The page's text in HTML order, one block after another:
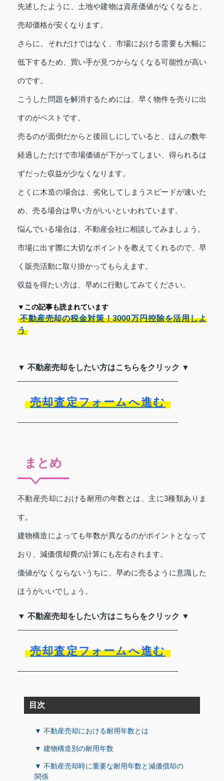
先述したように、土地や建物は資産価値がなくなると、
売却価格が安くなります。
さらに、それだけではなく、市場における需要も大幅に
低下するため、買い手が見つからなくなる可能性が高い
のです。
こうした問題を解消するためには、早く物件を売りに出
すのがベストです。
売るのが面倒だからと後回しにしていると、ほんの数年
経過しただけで市場価値が下がってしまい、得られるは
ずだった収益が少なくなります。
とくに木造の場合は、劣化してしまうスピードが速いた
め、売る場合は早い方がいいといわれています。
悩んでいる場合は、不動産会社に相談してみましょう。
市場に出す際に大切なポイントを教えてくれるので、早
く販売活動に取り掛かってもらえます。
収益を得たい方は、早めに行動してみてください。
▼この記事も読まれています
不動産売却の税金対策！3000万円控除を活用しよ
う
▼ 不動産売却をしたい方はこちらをクリック ▼
売却査定フォームへ進む
まとめ
不動産売却における耐用の年数とは、主に3種類ありま
す。
建物構造によっても年数が異なるのがポイントとなって
おり、減価償却費の計算にも左右されます。
価値がなくならないうちに、早めに売るように意識した
ほうがいいでしょう。
▼ 不動産売却をしたい方はこちらをクリック ▼
売却査定フォームへ進む
目次
▼ 不動産売却における耐用年数とは
▼ 建物構造別の耐用年数
▼ 不動産売却時に重要な耐用年数と減価償却の
関係